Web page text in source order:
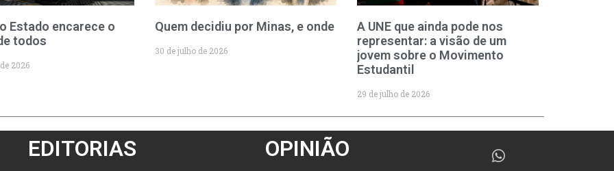
Estado encarece o
todos
2026
Quem decidiu por Minas, e onde
30 de julho de 2026
A UNE que ainda pode nos
representar: a visão de um
jovem sobre o Movimento
Estudantil
29 de julho de 2026
EDITORIAS OPINIÃO